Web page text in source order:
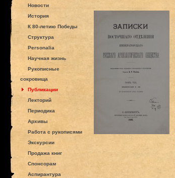
Новости
История
К 80-летию Победы
Структура
Personalia
Научная жизнь
Рукописные
сокровища
Публикации
Лекторий
Периодика
Архивы
Работа с рукописями
Экскурсии
Продажа книг
Спонсорам
Аспирантура